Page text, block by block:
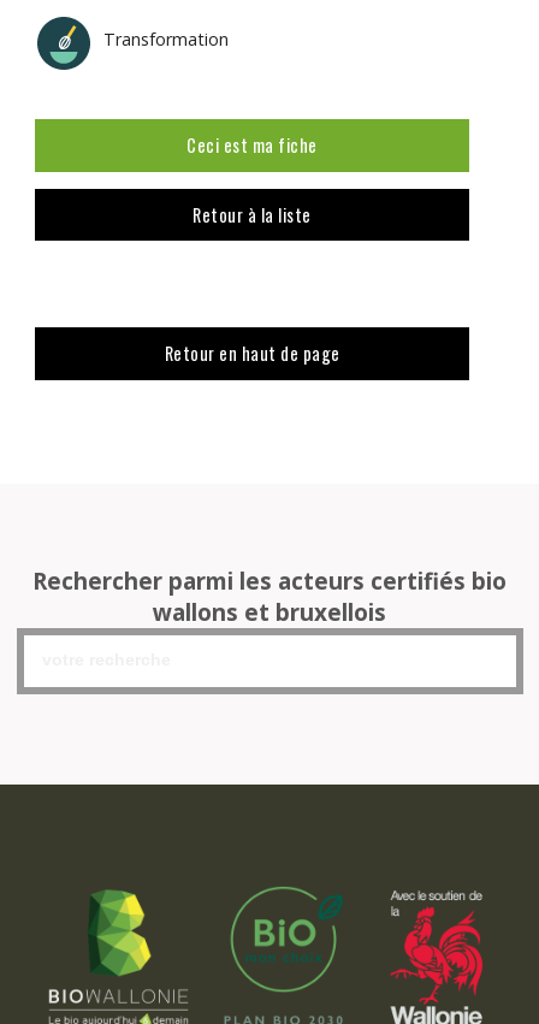
Transformation
Ceci est ma fiche
Retour à la liste
Retour en haut de page
Rechercher parmi les acteurs certifiés bio
wallons et bruxellois